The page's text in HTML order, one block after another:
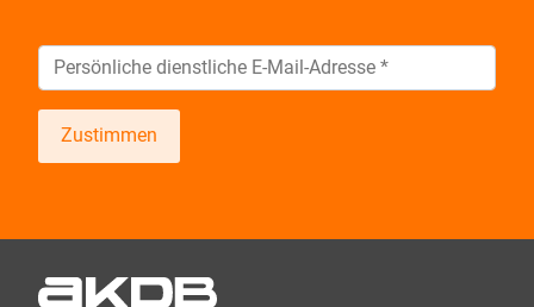
Zustimmen
Umfragen in allen Produktbereichen des AKDB